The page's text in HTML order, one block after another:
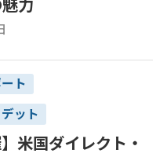
力
ト
ット
米国ダイレクト・